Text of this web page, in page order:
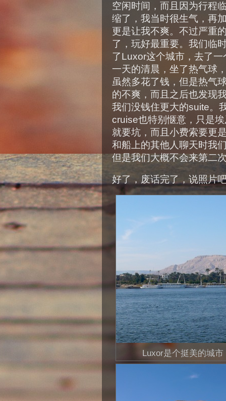
空闲时间，而且因为行程
缩了，我当时很生气，再
更是让我不爽。不过严重
了，玩好最重要。我们临
了Luxor这个城市，去了
一天的清晨，坐了热气球
虽然多花了钱，但是热气
的不爽，而且之后也发现
我们没钱住更大的suite。
cruise也特别惬意，只是
就要坑，而且小费索要更
和船上的其他人聊天时我
但是我们大概不会来第二
好了，废话完了，说照片
Luxor是个挺美的城